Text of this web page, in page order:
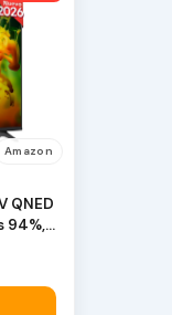
Amazon
QNED
94%,